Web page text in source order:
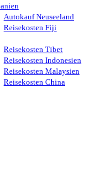
Autokauf Neuseeland
Reisekosten Fiji
Reisekosten Tibet
Reisekosten Indonesien
Reisekosten Malaysien
Reisekosten China